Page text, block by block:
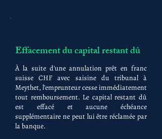
Effacement du capital restant dû
À la suite d'une annulation prêt en franc
suisse CHF avec saisine du tribunal à
Meythet, l'emprunteur cesse immédiatement
tout remboursement. Le capital restant dû
est effacé et aucune échéance
supplémentaire ne peut lui être réclamée par
la banque.